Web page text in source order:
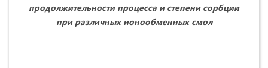
продолжительности процесса и степени сорбции
при различных ионообменных смол